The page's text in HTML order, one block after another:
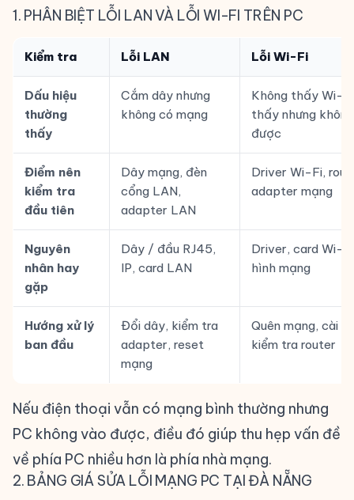
1. PHÂN BIỆT LỖI LAN VÀ LỖI WI-FI TRÊN PC
Kiểm tra Lỗi LAN Lỗi Wi-Fi
Dấu hiệu
thường
thấy
Cắm dây nhưng
không có mạng
Không thấy Wi-
thấy nhưng
được
Điểm nên
kiểm tra
đầu tiên
Dây mạng, đèn
cổng LAN,
adapter LAN
Driver Wi-Fi,
adapter mạng
Nguyên
nhân hay
gặp
Dây / đầu RJ45,
IP, card LAN
Driver, card Wi-
hình mạng
Hướng xử lý
ban đầu
Đổi dây, kiểm tra
adapter, reset
mạng
Quên mạng, cài
kiểm tra router
Nếu điện thoại vẫn có mạng bình thường nhưng
PC không vào được, điều đó giúp thu hẹp vấn đề
về phía PC nhiều hơn là phía nhà mạng.
2. BẢNG GIÁ SỬA LỖI MẠNG PC TẠI ĐÀ NẴNG